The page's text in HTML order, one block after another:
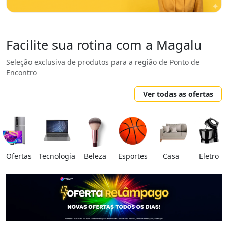
Facilite sua rotina com a Magalu
Seleção exclusiva de produtos para a região de Ponto de
Encontro
Ver todas as ofertas
Ofertas Tecnologia Beleza Esportes Casa Eletro